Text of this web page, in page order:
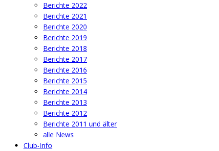
Berichte 2022
Berichte 2021
Berichte 2020
Berichte 2019
Berichte 2018
Berichte 2017
Berichte 2016
Berichte 2015
Berichte 2014
Berichte 2013
Berichte 2012
Berichte 2011 und älter
alle News
Club-Info